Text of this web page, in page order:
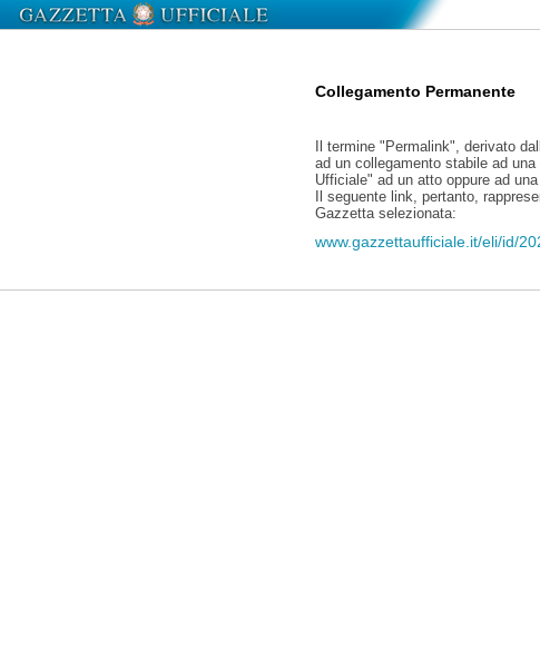
Collegamento Permanente
Il termine "Permalink", derivato
ad un collegamento stabile ad
Ufficiale" ad un atto oppure ad
Il seguente link, pertanto,
Gazzetta selezionata:
www.gazzettaufficiale.it/eli/id/